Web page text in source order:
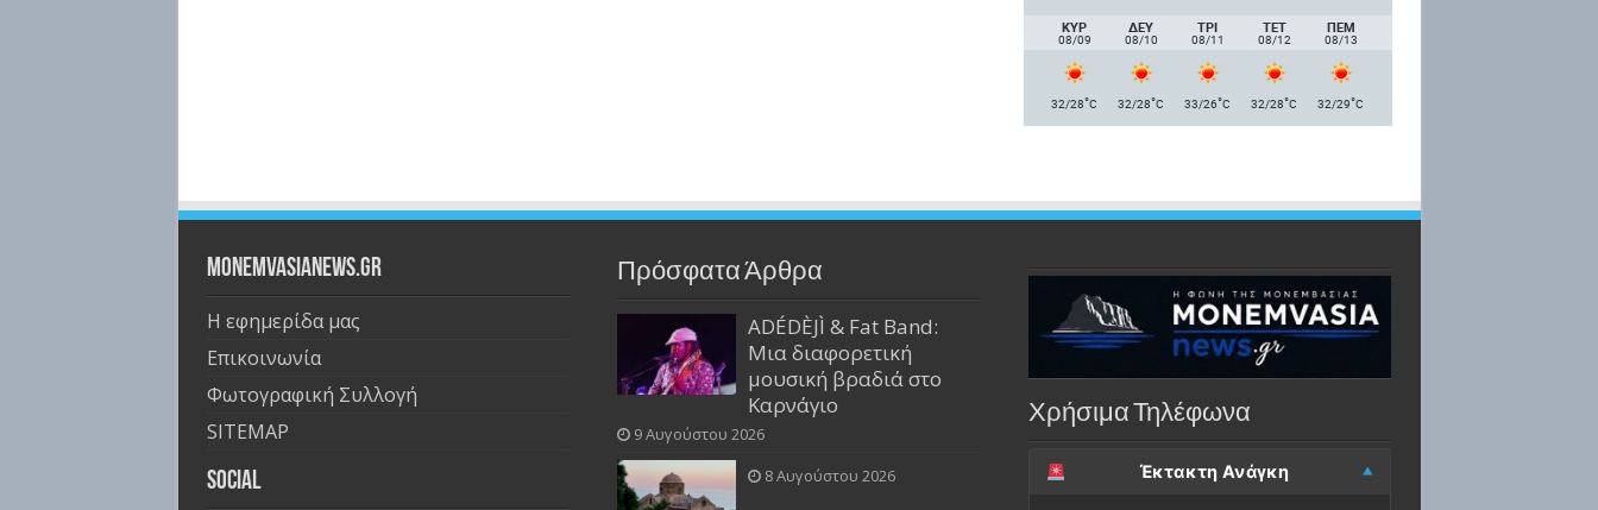
ΚΥΡ
08/09
ΔΕΥ
08/10
ΤΡΙ
08/11
ΤΕΤ
08/12
ΠΈΜ
08/13
32/28°C 32/28°C 33/26°C 32/28°C 32/29°C
Monemvasianews.gr
Η εφημερίδα μας
Επικοινωνία
Φωτογραφική Συλλογή
SITEMAP
Social
Πρόσφατα Άρθρα
ADÉDÈJÌ & Fat Band:
Μια διαφορετική
μουσική βραδιά στο
Καρνάγιο
9 Αυγούστου 2026
8 Αυγούστου 2026
Χρήσιμα Τηλέφωνα
Έκτακτη Ανάγκη